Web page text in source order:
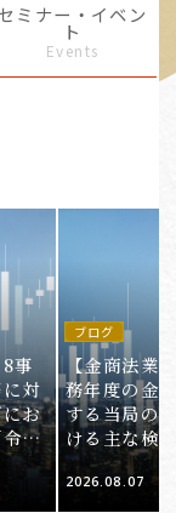
ミナー・イベン
ト
Events
事
対
お
和
本
ブログ
【金商法業
務年度の金
する当局の
ける主な検
8事務年度
方針」の解
2026.08.07